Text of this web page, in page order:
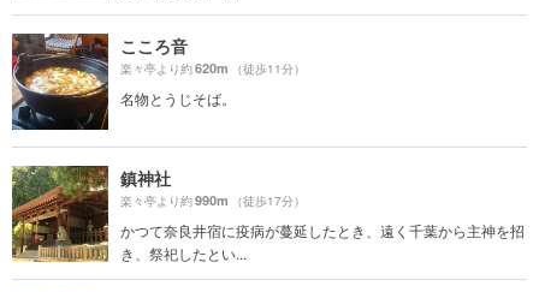
こころ音
楽々亭より約620m （徒歩11分）
名物とうじそば。
鎮神社
楽々亭より約990m （徒歩17分）
かつて奈良井宿に疫病が蔓延したとき、遠く千葉から主神を招
き、祭祀したとい...